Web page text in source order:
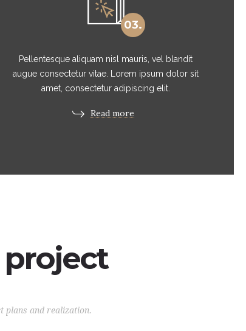
03.
Pellentesque aliquam nisl mauris, vel blandit
augue consectetur vitae. Lorem ipsum dolor sit
amet, consectetur adipiscing elit.
Read more
plans and realization.